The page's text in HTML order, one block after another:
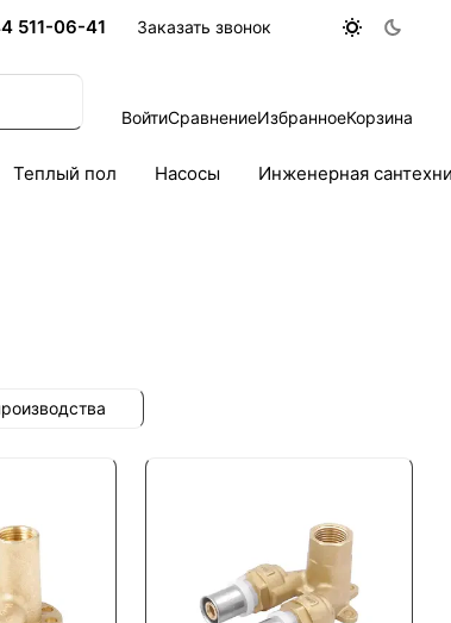
511-06-41 Заказать звонок
ВойтиСравнениеИзбранноеКорзина
Теплый пол Насосы Инженерная